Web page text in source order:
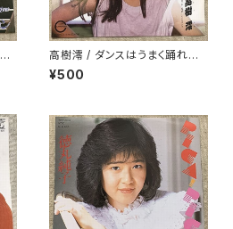
高樹澪 / ダンスはうまく踊れな
い
¥500